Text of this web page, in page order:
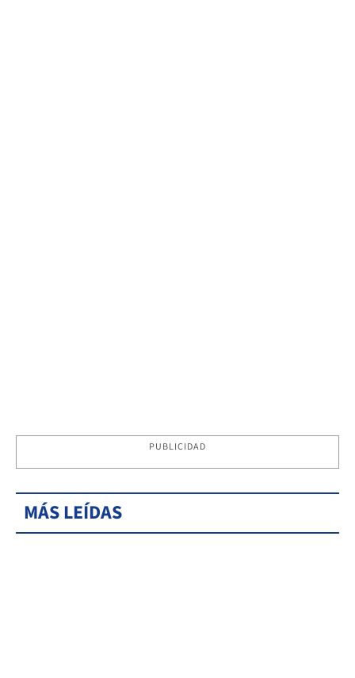
PUBLICIDAD
MÁS LEÍDAS